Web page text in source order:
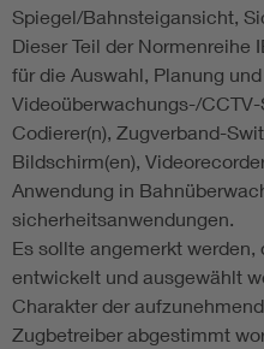
Spiegel/Bahnsteigansicht,
Dieser Teil der Normenreihe
für die Auswahl, Planung
Videoüberwachungs-/
Codierer(n), Zugverband-
Bildschirm(en),
Anwendung in
sicherheitsanwendungen.
Es sollte angemerkt
entwickelt und ausgewählt
Charakter der
Zugbetreiber abgestimmt